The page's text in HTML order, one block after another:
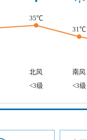
35℃
31℃
北风
南风
<3级 <3级